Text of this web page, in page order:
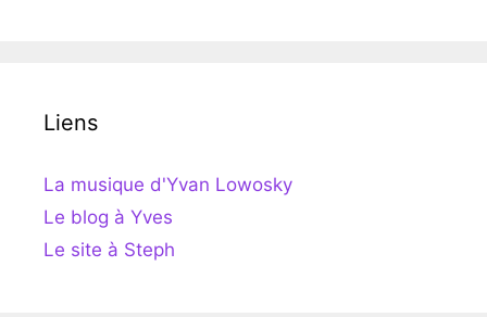
Liens
La musique d'Yvan Lowosky
Le blog à Yves
Le site à Steph